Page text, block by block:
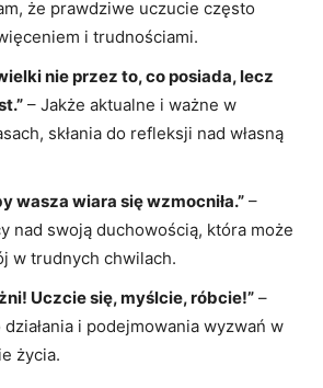
że ⁤prawdziwe uczucie często
i trudnościami.
nie przez to, co⁢ posiada,‌ lecz⁤
– Jakże⁢ aktualne i ważne w
skłania do refleksji nad własną
wasza ‍wiara⁤ się wzmocniła.” –
nad swoją ⁣duchowością, ‌która może
w trudnych chwilach.
Uczcie się, myślcie, róbcie!” –‌
i⁢ podejmowania wyzwań ​w
życia.